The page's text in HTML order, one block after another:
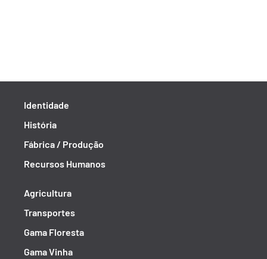
Identidade
História
Fábrica / Produção
Recursos Humanos
Agricultura
Transportes
Gama Floresta
Gama Vinha